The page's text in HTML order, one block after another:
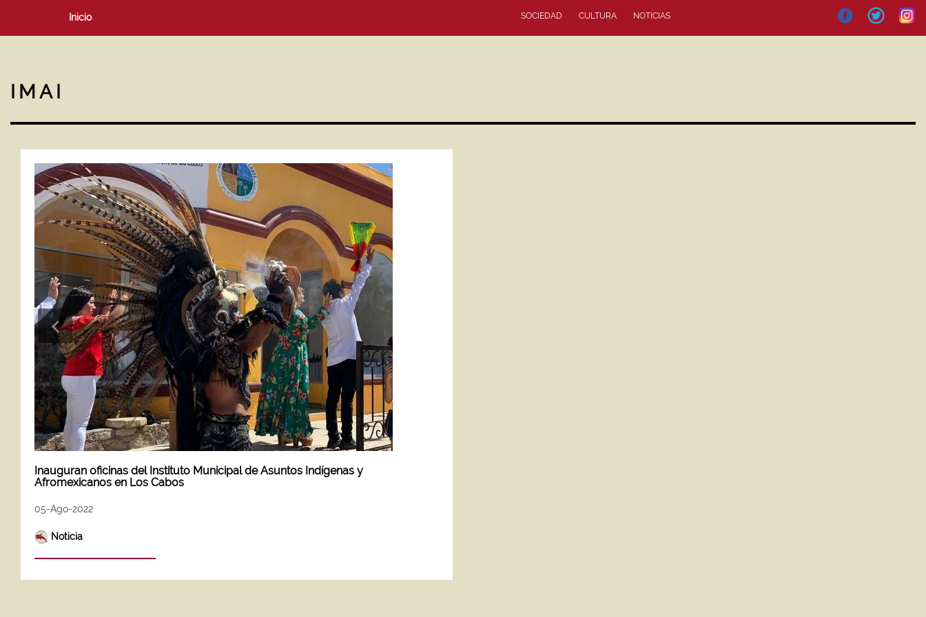
Inicio SOCIEDAD CULTURA NOTICIAS
IMAI
Inauguran oficinas del Instituto Municipal de Asuntos Indígenas y
Afromexicanos en Los Cabos
05-Ago-2022
Noticia